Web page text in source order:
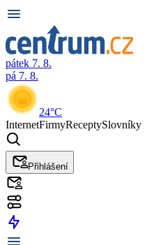
pátek 7. 8.
pá 7. 8.
24°C
InternetFirmyReceptySlovníky
Přihlášení